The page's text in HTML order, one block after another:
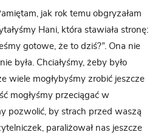
jak rok temu obgryzałam
Hani, która stawiała stronę:
gotowe, że to dziś?”. Ona nie
była. Chciałyśmy, żeby było
wiele mogłybyśmy zrobić jeszcze
mogłyśmy przeciągać w
pozwolić, by strach przed waszą
paraliżował nas jeszcze